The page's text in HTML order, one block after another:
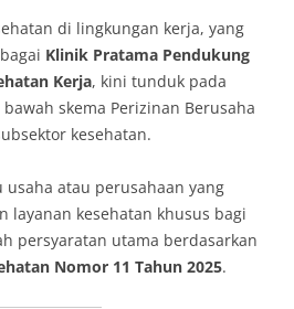
di lingkungan kerja, yang
Klinik Pratama Pendukung
Kerja, kini tunduk pada
skema Perizinan Berusaha
kesehatan.
usaha atau perusahaan yang
layanan kesehatan khusus bagi
persyaratan utama berdasarkan
Nomor 11 Tahun 2025.